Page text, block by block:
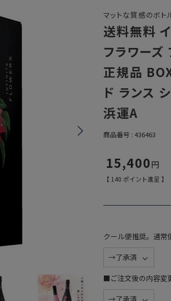
マットな質感のボト
送料無料
フラワーズ
正規品
ド ランス
浜運A
商品番号 436463
15,400
【 140 ポイント進呈 】
クール便推奨。通常
■ご注文後の内容変